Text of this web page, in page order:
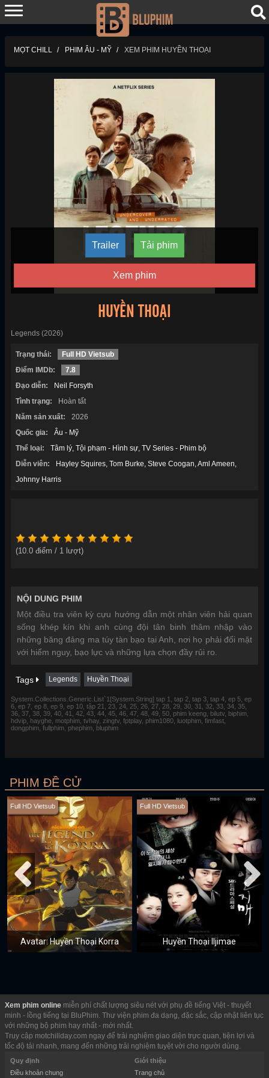
MỌT CHILL PHIM ÂU - MỸ XEM PHIM HUYỀN THOẠI
Trailer Tải phim
Xem phim
HUYỀN THOẠI
Legends (2026)
Trạng thái:
Full HD Vietsub
Điểm IMDb:
7.8
Đạo diễn:
Neil Forsyth
Tình trạng:
Hoàn tất
Năm sản xuất:
2026
Quốc gia:
Âu - Mỹ
Thể loại:
Tâm lý Tội phạm - Hình sự TV Series - Phim bộ
Diễn viên:
Hayley Squires Tom Burke Steve Coogan Aml Ameen
Johnny Harris
(10.0 điểm / 1 lượt)
NỘI DUNG PHIM
Một điều tra viên kỳ cựu hướng dẫn một nhân viên hải quan
sống khép kín khi anh cùng đội tân binh thâm nhập vào
những băng đảng ma túy tàn bạo tại Anh, nơi họ phải đối mặt
với hiểm nguy, bạo lực và những lựa chọn đầy rủi ro.
Tags Legends Huyền Thoại
System.Collections.Generic.List`1[System.String] tap 1, tap 2, tap 3, tap 4, ep 5, ep
6, ep 7, ep 8, ep 9, ep 10, tập 21, 23, 24, 25, 26, 27, 28, 29, 30, 31, 32, 33, 34, 35,
36, 37, 38, 39, 40, 41, 42, 43, 44, 45, 46, 47, 48, 49, 50, phim keeng, bilutv, biphim,
hdvip, hayghe, motphim, tvhay, zingtv, fptplay, phim1080, luotphim, fimfast,
dongphim, fullphim, phephim, bluphim
PHIM ĐỀ CỬ
Full HD Vietsub
Avatar: Huyền Thoại Korra
Full HD Vietsub
Huyền Thoại Iljimae
Xem phim online miễn phí chất lượng siêu nét với phụ đề tiếng Việt - thuyết
minh - lồng tiếng tại BluPhim. Thư viện phim đa dạng, đặc sắc, cập nhật liên tục
với những bộ phim hay nhất - mới nhất.
Truy cập motchillday.com ngay để trải nghiệm giao diện trực quan, tiện lợi và
tốc độ tải nhanh, mang đến những trải nghiệm tuyệt vời cho người dùng.
Quy định
Điều khoản chung
Giới thiệu
Trang chủ